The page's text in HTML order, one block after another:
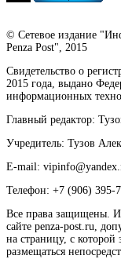
© Сетевое издание
Penza Post", 2015
Свидетельство о
2015 года, выдано
информационных
Главный редактор:
Учредитель: Тузов
E-mail:
Телефон: +7 (906) 395-
Все права защищены.
сайте penza-post.ru,
на страницу, с
размещаться